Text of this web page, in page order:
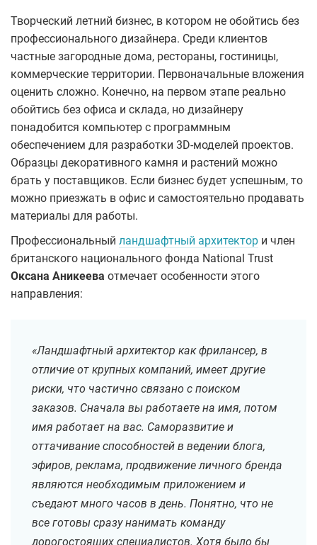
Творческий летний бизнес, в котором не обойтись без
профессионального дизайнера. Среди клиентов
частные загородные дома, рестораны, гостиницы,
коммерческие территории. Первоначальные вложения
оценить сложно. Конечно, на первом этапе реально
обойтись без офиса и склада, но дизайнеру
понадобится компьютер с программным
обеспечением для разработки 3D-моделей проектов.
Образцы декоративного камня и растений можно
брать у поставщиков. Если бизнес будет успешным, то
можно приезжать в офис и самостоятельно продавать
материалы для работы.
Профессиональный ландшафтный архитектор и член
британского национального фонда National Trust
Оксана Аникеева отмечает особенности этого
направления:
«Ландшафтный архитектор как фрилансер, в
отличие от крупных компаний, имеет другие
риски, что частично связано с поиском
заказов. Сначала вы работаете на имя, потом
имя работает на вас. Саморазвитие и
оттачивание способностей в ведении блога,
эфиров, реклама, продвижение личного бренда
являются необходимым приложением и
съедают много часов в день. Понятно, что не
все готовы сразу нанимать команду
дорогостоящих специалистов. Хотя было бы